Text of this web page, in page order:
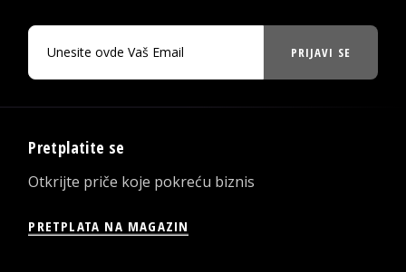
PRIJAVI SE
Pretplatite se
Otkrijte priče koje pokreću biznis
PRETPLATA NA MAGAZIN